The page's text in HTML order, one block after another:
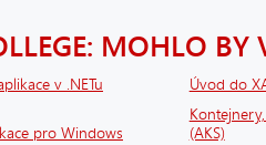
MOHLO BY
v .NETu Úvod do
pro Windows
(AKS)